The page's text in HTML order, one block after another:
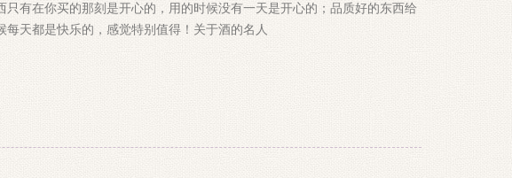
只有在你买的那刻是开心的，用的时候没有一天是开心的；品质好的东西给
每天都是快乐的，感觉特别值得！关于酒的名人